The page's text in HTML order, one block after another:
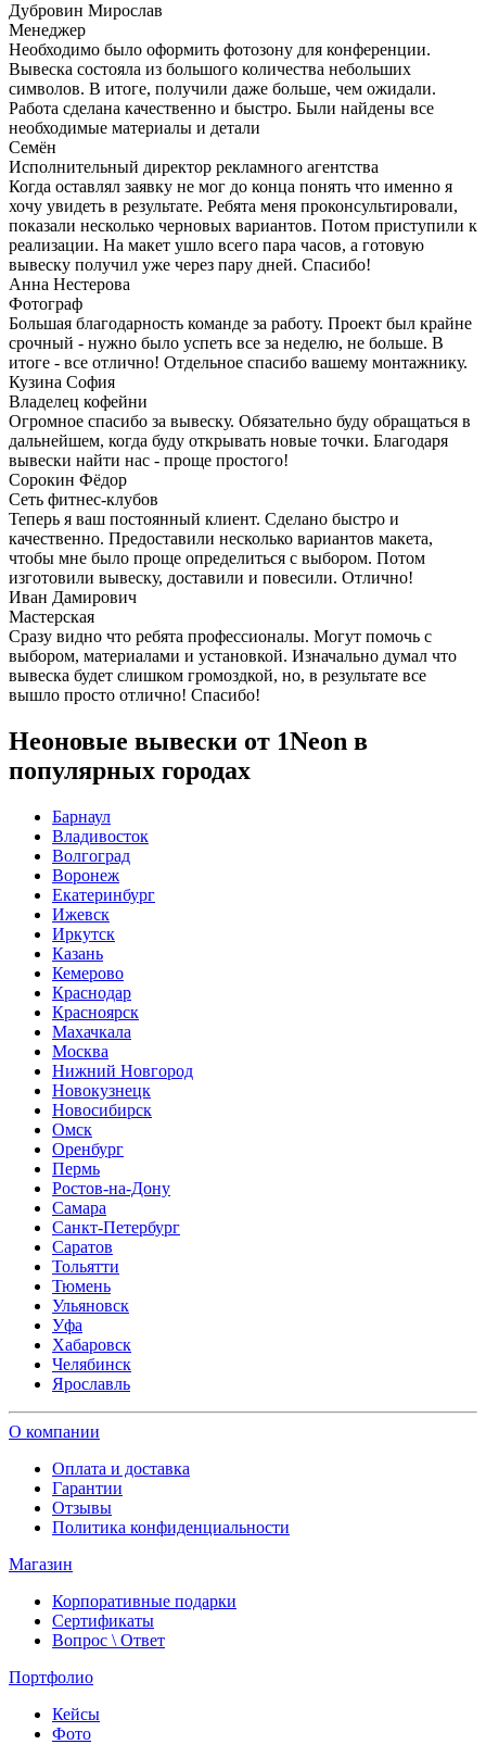
Дубровин Мирослав
Менеджер
Необходимо было оформить фотозону для конференции.
Вывеска состояла из большого количества небольших
символов. В итоге, получили даже больше, чем ожидали.
Работа сделана качественно и быстро. Были найдены все
необходимые материалы и детали
Семён
Исполнительный директор рекламного агентства
Когда оставлял заявку не мог до конца понять что именно я
хочу увидеть в результате. Ребята меня проконсультировали,
показали несколько черновых вариантов. Потом приступили к
реализации. На макет ушло всего пара часов, а готовую
вывеску получил уже через пару дней. Спасибо!
Анна Нестерова
Фотограф
Большая благодарность команде за работу. Проект был крайне
срочный - нужно было успеть все за неделю, не больше. В
итоге - все отлично! Отдельное спасибо вашему монтажнику.
Кузина София
Владелец кофейни
Огромное спасибо за вывеску. Обязательно буду обращаться в
дальнейшем, когда буду открывать новые точки. Благодаря
вывески найти нас - проще простого!
Сорокин Фёдор
Сеть фитнес-клубов
Теперь я ваш постоянный клиент. Сделано быстро и
качественно. Предоставили несколько вариантов макета,
чтобы мне было проще определиться с выбором. Потом
изготовили вывеску, доставили и повесили. Отлично!
Иван Дамирович
Мастерская
Сразу видно что ребята профессионалы. Могут помочь с
выбором, материалами и установкой. Изначально думал что
вывеска будет слишком громоздкой, но, в результате все
вышло просто отлично! Спасибо!
Неоновые вывески от 1Neon в
популярных городах
Барнаул
Владивосток
Волгоград
Воронеж
Екатеринбург
Ижевск
Иркутск
Казань
Кемерово
Краснодар
Красноярск
Махачкала
Москва
Нижний Новгород
Новокузнецк
Новосибирск
Омск
Оренбург
Пермь
Ростов-на-Дону
Самара
Санкт-Петербург
Саратов
Тольятти
Тюмень
Ульяновск
Уфа
Хабаровск
Челябинск
Ярославль
О компании
Оплата и доставка
Гарантии
Отзывы
Политика конфиденциальности
Магазин
Корпоративные подарки
Сертификаты
Вопрос \ Ответ
Портфолио
Кейсы
Фото